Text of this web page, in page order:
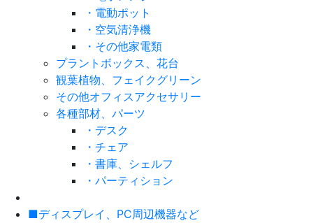
・電動ポット
・空気清浄機
・その他家電類
プラントボックス、花台
観葉植物、フェイクグリーン
その他オフィスアクセサリー
各種部材、パーツ
・デスク
・チェア
・書庫、シェルフ
・パーティション
■ディスプレイ、PC周辺機器など